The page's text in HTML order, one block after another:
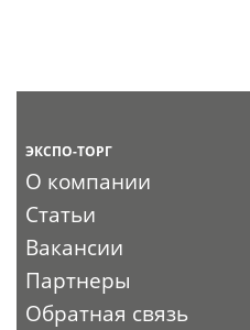
ЭКСПО-ТОРГ
О компании
Статьи
Вакансии
Партнеры
Обратная связь